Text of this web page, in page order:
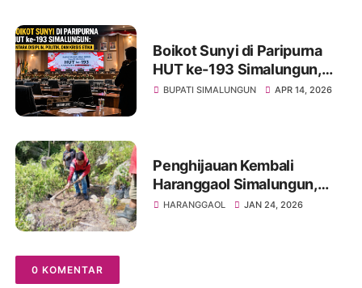
Boikot Sunyi di Paripurna
HUT ke-193 Simalungun,
Antara Disiplin, Politik, dan
BUPATI SIMALUNGUN APR 14, 2026
Penghijauan Kembali
Haranggaol Simalungun,
Kader PDI Perjuangan
HARANGGAOL JAN 24, 2026
0 KOMENTAR